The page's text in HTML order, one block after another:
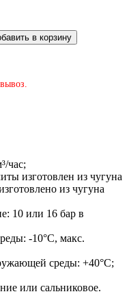
час;
изготовлен из чугуна
из чугуна
10 или 16 бар в
-10°С, макс.
среды: +40°С;
или сальниковое.